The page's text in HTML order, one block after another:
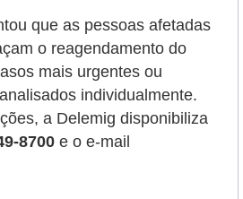
que as pessoas afetadas
o reagendamento do
mais urgentes ou
individualmente.
a Delemig disponibiliza
8700 e o e-mail